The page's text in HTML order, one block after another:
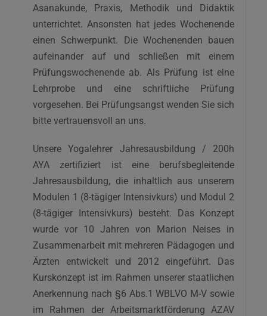
Asanakunde, Praxis, Methodik und Didaktik
unterrichtet. Ansonsten hat jedes Wochenende
einen Schwerpunkt. Die Wochenenden bauen
aufeinander auf und schließen mit einem
Prüfungswochenende ab. Als Prüfung ist eine
Lehrprobe und eine schriftliche Prüfung
vorgesehen. Bei Prüfungsangst wenden Sie sich
bitte vertrauensvoll an uns.
Unsere Yogalehrer Jahresausbildung / 200h
AYA zertifiziert ist eine berufsbegleitende
Jahresausbildung, die inhaltlich aus unserem
Modulen 1 (8-tägiger Intensivkurs) und Modul 2
(8-tägiger Intensivkurs) besteht. Das Konzept
wurde vor 10 Jahren von Marion Neises in
Zusammenarbeit mit mehreren Pädagogen und
Ärzten entwickelt und 2012 eingeführt. Das
Kurskonzept ist im Rahmen unserer staatlichen
Anerkennung nach §6 Abs.1 WBLVO M-V sowie
im Rahmen der Arbeitsmarktförderung AZAV